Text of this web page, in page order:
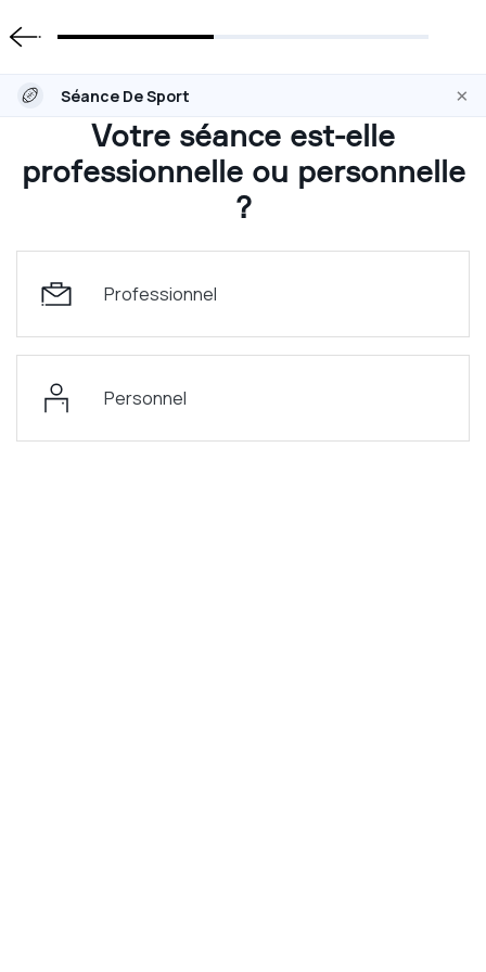
Séance De Sport ×
Votre séance est-elle
professionnelle ou personnelle
?
Professionnel
Personnel